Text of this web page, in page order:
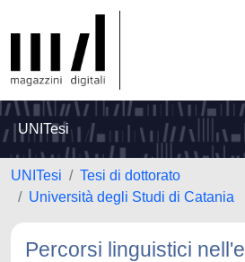
UNITesi
UNITesi
Tesi di dottorato
Università degli Studi di Catania
Percorsi linguistici